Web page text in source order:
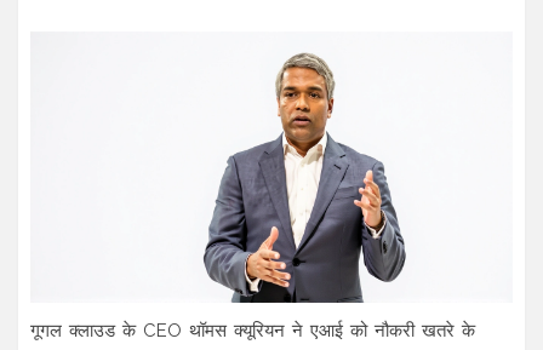
गूगल क्लाउड के CEO थॉमस क्यूरियन ने एआई को नौकरी खतरे के